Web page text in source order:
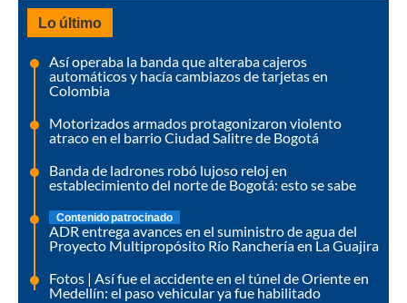
Lo último
Así operaba la banda que alteraba cajeros
automáticos y hacía cambiazos de tarjetas en
Colombia
Motorizados armados protagonizaron violento
atraco en el barrio Ciudad Salitre de Bogotá
Banda de ladrones robó lujoso reloj en
establecimiento del norte de Bogotá: esto se sabe
Contenido patrocinado
ADR entrega avances en el suministro de agua del
Proyecto Multipropósito Río Ranchería en La Guajira
Fotos | Así fue el accidente en el túnel de Oriente en
Medellín: el paso vehicular ya fue habilitado